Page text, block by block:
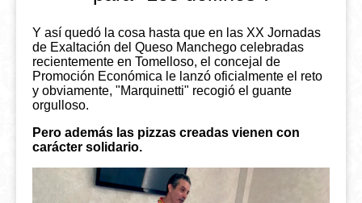
Y así quedó la cosa hasta que en las XX Jornadas
de Exaltación del Queso Manchego celebradas
recientemente en Tomelloso, el concejal de
Promoción Económica le lanzó oficialmente el reto
y obviamente, "Marquinetti" recogió el guante
orgulloso.
Pero además las pizzas creadas vienen con
carácter solidario.